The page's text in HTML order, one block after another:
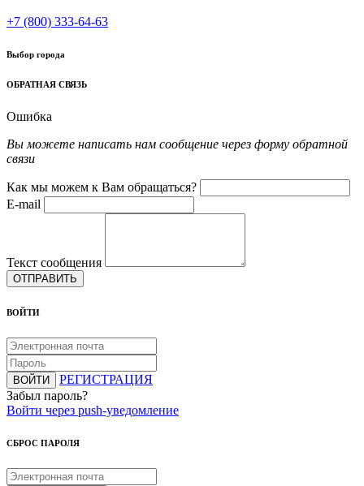
+7 (800) 333-64-63
Выбор города
ОБРАТНАЯ СВЯЗЬ
Ошибка
Вы можете написать нам сообщение через форму обратной
связи
Как мы можем к Вам обращаться?
E-mail
Текст сообщения
ОТПРАВИТЬ
ВОЙТИ
ВОЙТИ
РЕГИСТРАЦИЯ
Забыл пароль?
Войти через push-уведомление
СБРОС ПАРОЛЯ